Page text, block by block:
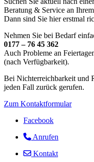
Beratung & Service an
Dann sind Sie hier erstmal
Nehmen Sie bei Bedarf
0177 – 76 45 362
Auch Probleme an
(nach Verfügbarkeit).
Bei Nichterreichbarkeit und
jeden Fall zurück gerufen.
Zum Kontaktformular
Facebook
Anrufen
Kontakt